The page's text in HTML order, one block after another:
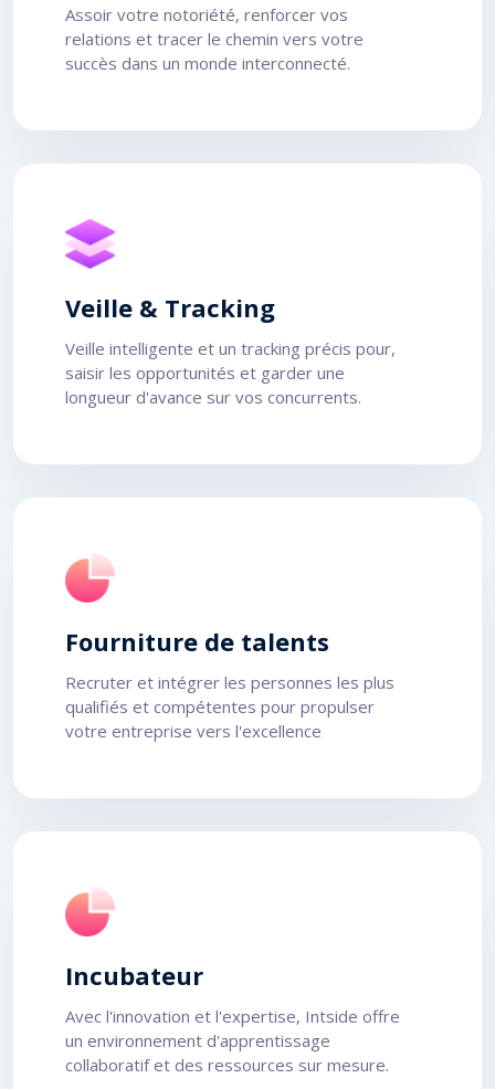
Assoir votre notoriété, renforcer vos
relations et tracer le chemin vers votre
succès dans un monde interconnecté.
Veille & Tracking
Veille intelligente et un tracking précis pour,
saisir les opportunités et garder une
longueur d'avance sur vos concurrents.
Fourniture de talents
Recruter et intégrer les personnes les plus
qualifiés et compétentes pour propulser
votre entreprise vers l'excellence
Incubateur
Avec l'innovation et l'expertise, Intside offre
un environnement d'apprentissage
collaboratif et des ressources sur mesure.